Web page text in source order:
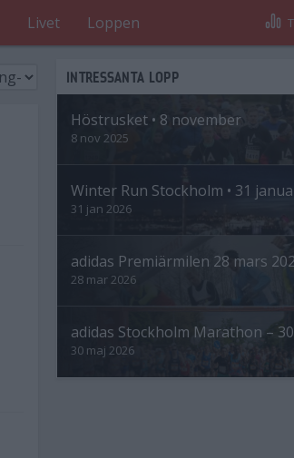
Livet Loppen
INTRESSANTA LOPP
Höstrusket • 8 november
8 nov 2025
Winter Run Stockholm • 31
31 jan 2026
adidas Premiärmilen 28 mars
28 mar 2026
adidas Stockholm Marathon –
30 maj 2026